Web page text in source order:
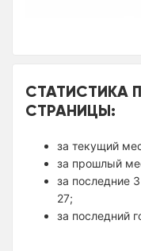
СТАТИСТИКА
СТРАНИЦЫ:
за текущий
за прошлый
за последние
27;
за последний